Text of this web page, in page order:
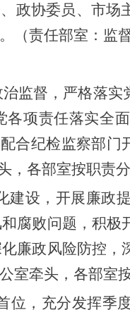
政协委员、市
（责任部室： 监
监督，严格落
各项责任落实全
合纪检监察部
，各部室按职责
建设，开展廉政
腐败问题，积极
廉政风险防控，
室牵头，各部室
位， 充分发挥季